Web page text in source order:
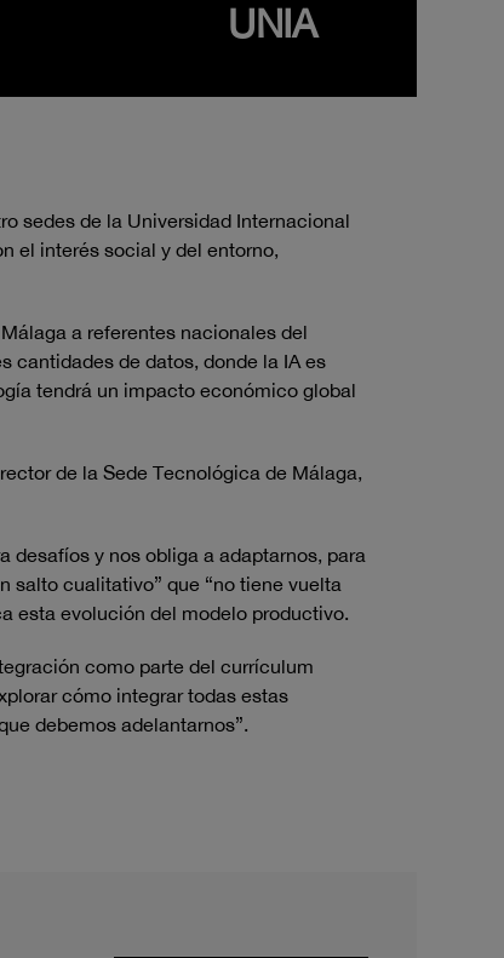
UNIA
sedes de la Universidad Internacional
el interés social y del entorno,
a referentes nacionales del
cantidades de datos, donde la IA es
tendrá un impacto económico global
de la Sede Tecnológica de Málaga,
desafíos y nos obliga a adaptarnos, para
salto cualitativo” que “no tiene vuelta
esta evolución del modelo productivo.
como parte del currículum
cómo integrar todas estas
debemos adelantarnos”.